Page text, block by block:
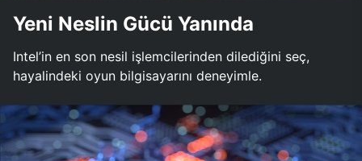
Yeni Neslin Gücü Yanında
Intel’in en son nesil işlemcilerinden dilediğini seç,
hayalindeki oyun bilgisayarını deneyimle.